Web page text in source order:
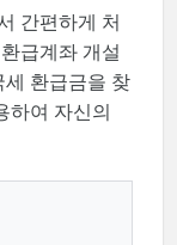
간편하게 처
급계좌 개설
세 환급금을 찾
하여 자신의